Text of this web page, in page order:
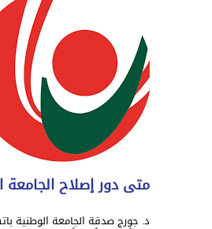
متى دور إصلاح الجامعة
د. جورج صدقة الجامعة الوطنية